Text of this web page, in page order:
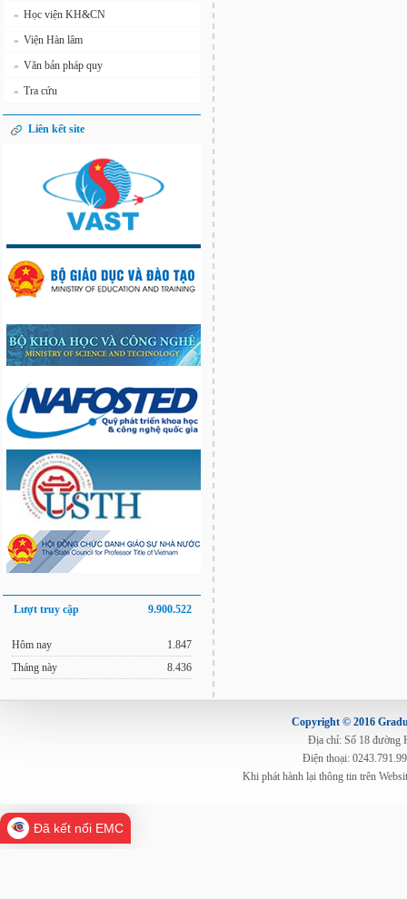
» Học viện KH&CN
» Viện Hàn lâm
» Văn bản pháp quy
» Tra cứu
Liên kết site
Lượt truy cập 9.900.522
Hôm nay
Tháng này
1.847
8.436
Copyright © 2016
Địa chỉ: Số 18 đường
Điện thoại:
Khi phát hành lại thông tin trên
Đã kết nối EMC